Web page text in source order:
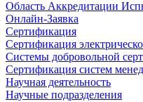
Область Аккредитации
Онлайн-Заявка
Сертификация
Сертификация
Системы добровольной
Сертификация систем
Научная деятельность
Научные подразделения